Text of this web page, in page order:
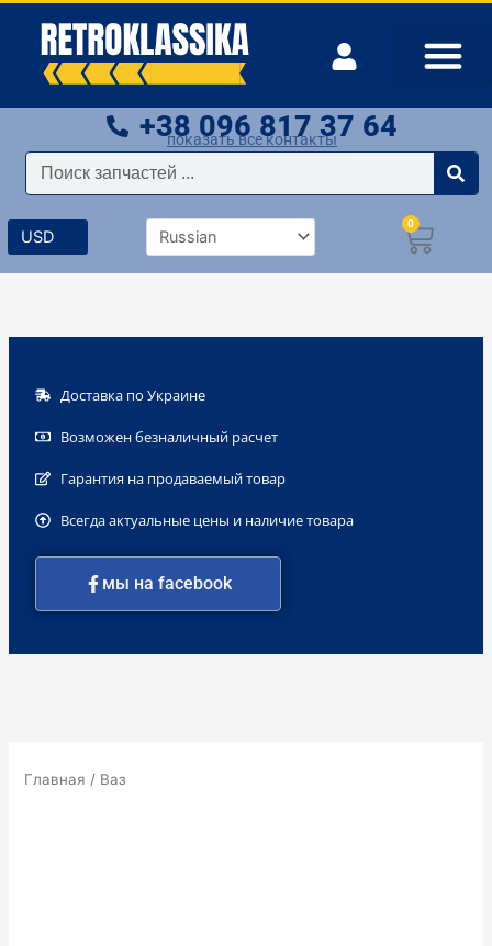
содержимому
+38 096 817 37 64
показать все контакты
Поиск
0
Доставка по Украине
Возможен безналичный расчет
Гарантия на продаваемый товар
Всегда актуальные цены и наличие товара
мы на facebook
Главная / Ваз